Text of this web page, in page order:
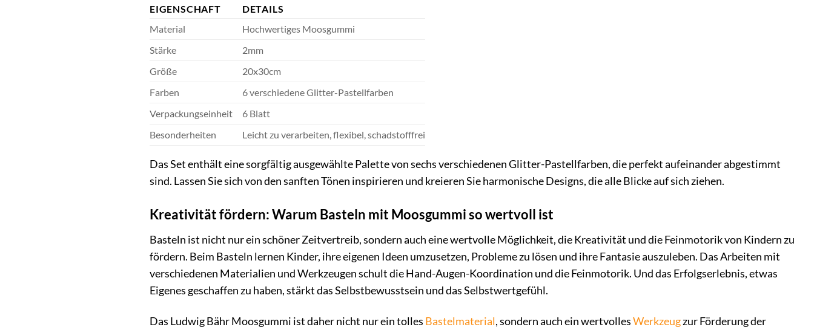
EIGENSCHAFT
DETAILS
Material
Hochwertiges Moosgummi
Stärke
2mm
Größe
20x30cm
Farben
6 verschiedene Glitter-Pastellfarben
Verpackungseinheit
6 Blatt
Besonderheiten
Leicht zu verarbeiten, flexibel, schadstofffrei
Das Set enthält eine sorgfältig ausgewählte Palette von sechs verschiedenen Glitter-Pastellfarben, die perfekt aufeinander abgestimmt
sind. Lassen Sie sich von den sanften Tönen inspirieren und kreieren Sie harmonische Designs, die alle Blicke auf sich ziehen.
Kreativität fördern: Warum Basteln mit Moosgummi so wertvoll ist
Basteln ist nicht nur ein schöner Zeitvertreib, sondern auch eine wertvolle Möglichkeit, die Kreativität und die Feinmotorik von Kindern zu
fördern. Beim Basteln lernen Kinder, ihre eigenen Ideen umzusetzen, Probleme zu lösen und ihre Fantasie auszuleben. Das Arbeiten mit
verschiedenen Materialien und Werkzeugen schult die Hand-Augen-Koordination und die Feinmotorik. Und das Erfolgserlebnis, etwas
Eigenes geschaffen zu haben, stärkt das Selbstbewusstsein und das Selbstwertgefühl.
Das Ludwig Bähr Moosgummi ist daher nicht nur ein tolles Bastelmaterial, sondern auch ein wertvollesWerkzeugzur Förderung der